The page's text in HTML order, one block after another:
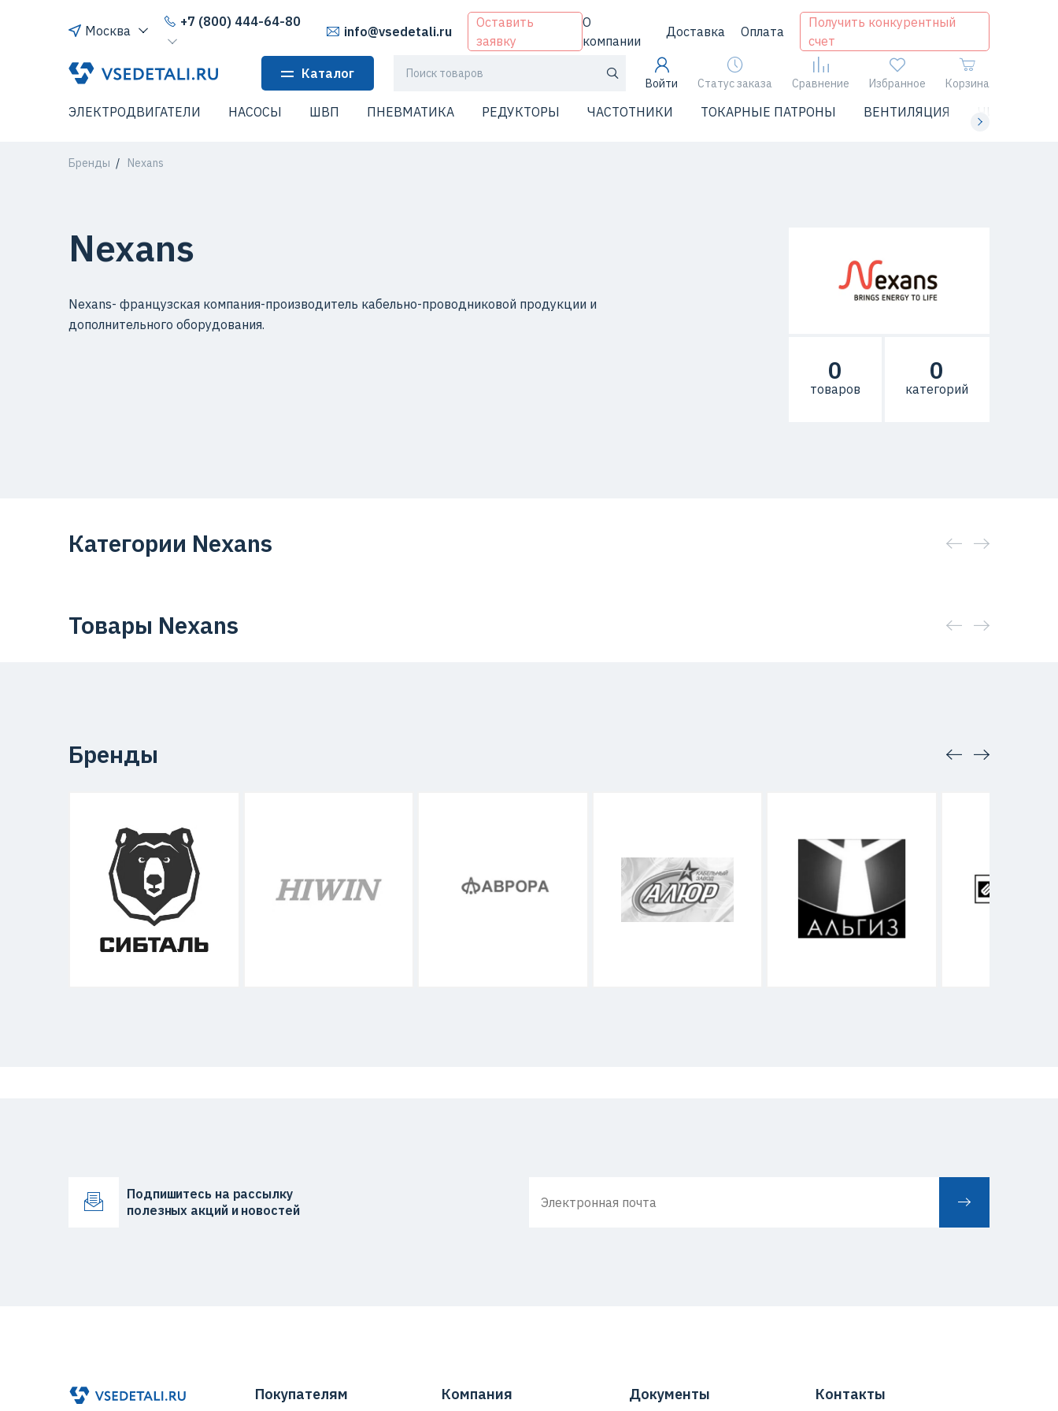
Москва
+7 (800) 444-64-80
info@vsedetali.ru
Оставить
заявку
О
компании
Доставка Оплата
Получить конкурентный
счет
Каталог
Войти Статус заказа Сравнение Избранное Корзина
ЭЛЕКТРОДВИГАТЕЛИ НАСОСЫ ШВП ПНЕВМАТИКА РЕДУКТОРЫ ЧАСТОТНИКИ ТОКАРНЫЕ ПАТРОНЫ ВЕНТИЛЯЦИЯ ЧИЛЛЕРЫ
Бренды Nexans
Nexans
Nexans- французская компания-производитель кабельно-проводниковой продукции и
дополнительного оборудования.
0
товаров
0
категорий
Категории Nexans
Товары Nexans
Бренды
Подпишитесь на рассылку
полезных акций и новостей
Покупателям Компания Документы Контакты